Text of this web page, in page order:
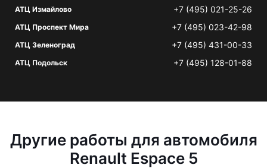
АТЦ Измайлово +7 (495) 021-25-26
АТЦ Проспект Мира +7 (495) 023-42-98
АТЦ Зеленоград +7 (495) 431-00-33
АТЦ Подольск +7 (495) 128-01-88
Другие работы для автомобиля
Renault Espace 5